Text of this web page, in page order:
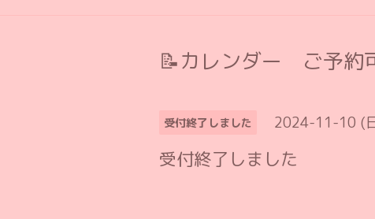
📝カレンダー ご予約
受付終了しました 2024-11-10 (
受付終了しました